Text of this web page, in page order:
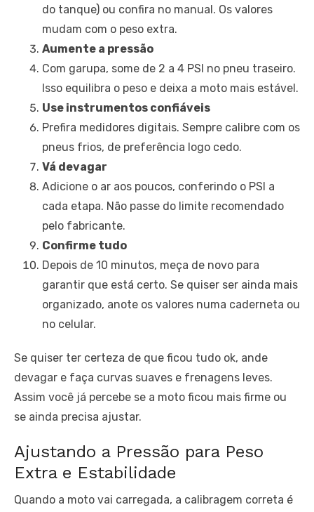
do tanque) ou confira no manual. Os valores
mudam com o peso extra.
Aumente a pressão
Com garupa, some de 2 a 4 PSI no pneu traseiro.
Isso equilibra o peso e deixa a moto mais estável.
Use instrumentos confiáveis
Prefira medidores digitais. Sempre calibre com os
pneus frios, de preferência logo cedo.
Vá devagar
Adicione o ar aos poucos, conferindo o PSI a
cada etapa. Não passe do limite recomendado
pelo fabricante.
Confirme tudo
Depois de 10 minutos, meça de novo para
garantir que está certo. Se quiser ser ainda mais
organizado, anote os valores numa caderneta ou
no celular.
Se quiser ter certeza de que ficou tudo ok, ande
devagar e faça curvas suaves e frenagens leves.
Assim você já percebe se a moto ficou mais firme ou
se ainda precisa ajustar.
Ajustando a Pressão para Peso
Extra e Estabilidade
Quando a moto vai carregada, a calibragem correta é